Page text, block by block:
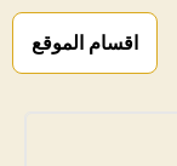
اقسام الموقع